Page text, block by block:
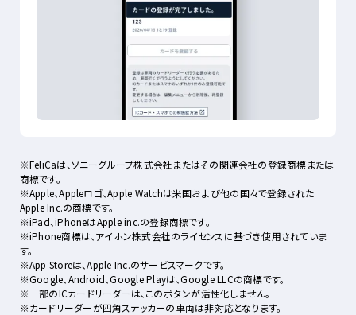
※FeliCaは、ソニーグループ株式会社またはその関連会社の登録商標または
商標です。
※Apple、Appleロゴ、Apple Watchは米国および他の国々で登録された
Apple Inc.の商標です。
※iPad、iPhoneはApple inc.の登録商標です。
※iPhone商標は、アイホン株式会社のライセンスに基づき使用されていま
す。
※App Storeは、Apple Inc.のサービスマークです。
※Google、Android、Google Playは、Google LLCの商標です。
※一部のICカードリーダーは、このボタンが活性化しません。
※カードリーダーが四角ステッカーの車両は非対応となります。